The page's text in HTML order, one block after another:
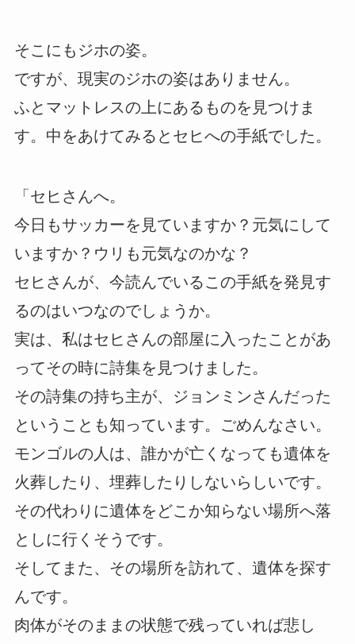
そこにもジホの姿。
ですが、現実のジホの姿はありません。
ふとマットレスの上にあるものを見つけま
す。中をあけてみるとセヒへの手紙でした。
「セヒさんへ。
今日もサッカーを見ていますか？元気にして
いますか？ウリも元気なのかな？
セヒさんが、今読んでいるこの手紙を発見す
るのはいつなのでしょうか。
実は、私はセヒさんの部屋に入ったことがあ
ってその時に詩集を見つけました。
その詩集の持ち主が、ジョンミンさんだった
ということも知っています。ごめんなさい。
モンゴルの人は、誰かが亡くなっても遺体を
火葬したり、埋葬したりしないらしいです。
その代わりに遺体をどこか知らない場所へ落
としに行くそうです。
そしてまた、その場所を訪れて、遺体を探す
んです。
肉体がそのままの状態で残っていれば悲し